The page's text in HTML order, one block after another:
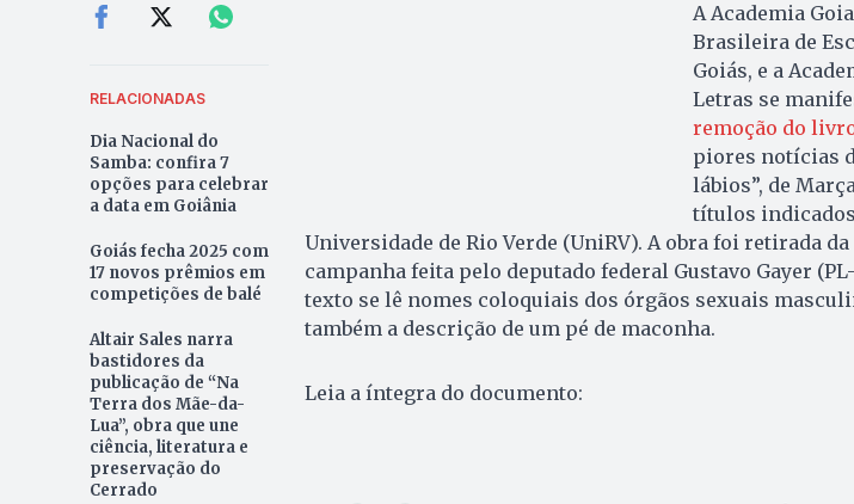
RELACIONADAS
Dia Nacional do
Samba: confira 7
opções para celebrar
a data em Goiânia
Goiás fecha 2025 com
17 novos prêmios em
competições de balé
Altair Sales narra
bastidores da
publicação de “Na
Terra dos Mãe-da-
Lua”, obra que une
ciência, literatura e
preservação do
Cerrado
A Academia
Brasileira de
Goiás, e a
Letras se
remoção do
piores notícias
lábios”, de
títulos
Universidade de Rio Verde (UniRV). A obra foi retirada
campanha feita pelo deputado federal Gustavo Gayer
texto se lê nomes coloquiais dos órgãos sexuais
também a descrição de um pé de maconha.
Leia a íntegra do documento: